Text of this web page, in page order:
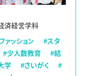
済経営学科
ァッション
#スタ
#少人数教育
#結
学 #さいがく
#